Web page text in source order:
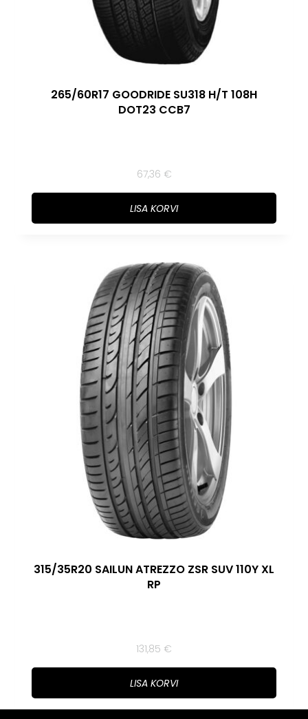
265/60R17 GOODRIDE SU318 H/T 108H
DOT23 CCB7
67,36 €
LISA KORVI
315/35R20 SAILUN ATREZZO ZSR SUV 110Y XL
RP
131,85 €
LISA KORVI